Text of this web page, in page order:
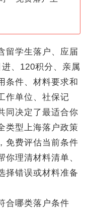
学生落户、应届
、120积分、亲属
条件、材料要求和
作单位、社保记
同决定了最适合你
类型上海落户政策
免费评估当前条件
理清材料清单、
择错误或材料准备
哪类落户条件